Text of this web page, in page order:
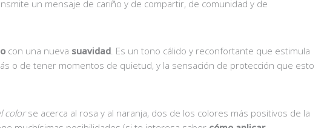
un mensaje de cariño y de compartir, de comunidad y de
con una nueva suavidad. Es un tono cálido y reconfortante que estimula
o de tener momentos de quietud, y la sensación de protección que esto
colorse acerca al rosa y al naranja, dos de los colores más positivos de la